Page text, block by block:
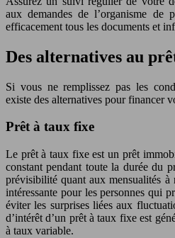
aux demandes de l’organisme de
efficacement tous les documents et
Des alternatives au
Si vous ne remplissez pas les
existe des alternatives pour financer
Prêt à taux fixe
Le prêt à taux fixe est un prêt
constant pendant toute la durée du
prévisibilité quant aux mensualités à
intéressante pour les personnes qui
éviter les surprises liées aux
d’intérêt d’un prêt à taux fixe est
à taux variable.